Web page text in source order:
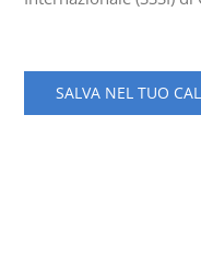
SALVA NEL TUO